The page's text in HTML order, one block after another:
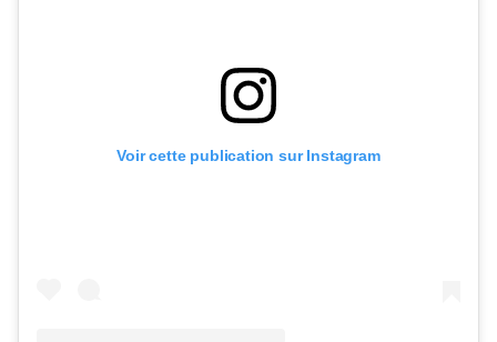
Voir cette publication sur Instagram